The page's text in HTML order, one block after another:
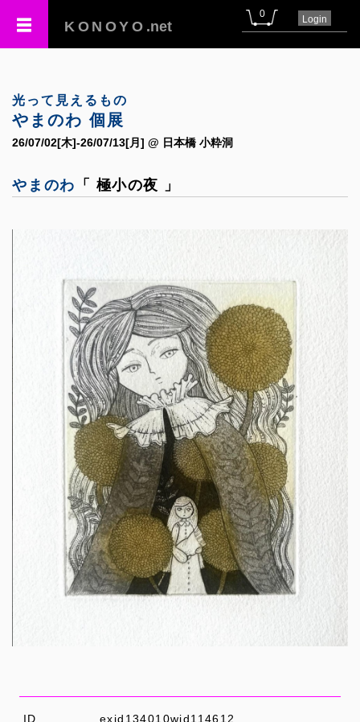
KONOYO .net
0 Login
光って見えるもの
やまのわ 個展
26/07/02[木]-26/07/13[月] @ 日本橋 小粋洞
やまのわ 「 極小の夜 」
ID exid134010wid114612